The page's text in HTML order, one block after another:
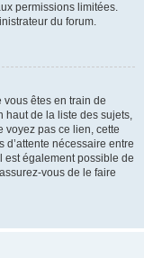
permissions limitées.
du forum.
êtes en train de
haut de la liste des sujets,
voyez pas ce lien, cette
nécessaire entre
est également possible de
vous de le faire